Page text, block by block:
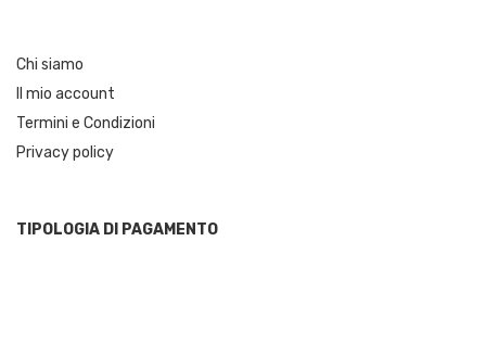
Chi siamo
Il mio account
Termini e Condizioni
Privacy policy
TIPOLOGIA DI PAGAMENTO